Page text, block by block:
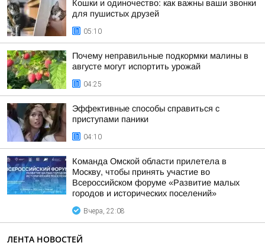
Кошки и одиночество: как важны ваши звонки
для пушистых друзей
05:10
Почему неправильные подкормки малины в
августе могут испортить урожай
04:25
Эффективные способы справиться с
приступами паники
04:10
Команда Омской области прилетела в
Москву, чтобы принять участие во
Всероссийском форуме «Развитие малых
городов и исторических поселений»
Вчера, 22:08
ЛЕНТА НОВОСТЕЙ